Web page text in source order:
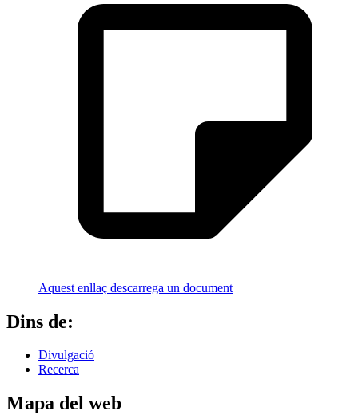
Aquest enllaç descarrega un document
Dins de:
Divulgació
Recerca
Mapa del web